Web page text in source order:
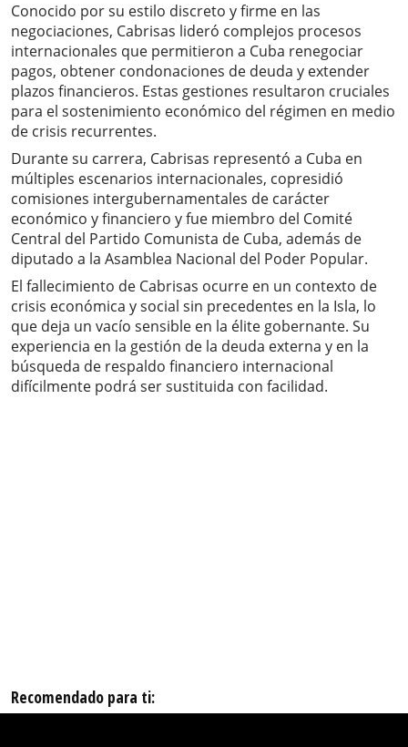
Conocido por su estilo discreto y firme en las
negociaciones, Cabrisas lideró complejos procesos
internacionales que permitieron a Cuba renegociar
pagos, obtener condonaciones de deuda y extender
plazos financieros. Estas gestiones resultaron cruciales
para el sostenimiento económico del régimen en medio
de crisis recurrentes.
Durante su carrera, Cabrisas representó a Cuba en
múltiples escenarios internacionales, copresidió
comisiones intergubernamentales de carácter
económico y financiero y fue miembro del Comité
Central del Partido Comunista de Cuba, además de
diputado a la Asamblea Nacional del Poder Popular.
El fallecimiento de Cabrisas ocurre en un contexto de
crisis económica y social sin precedentes en la Isla, lo
que deja un vacío sensible en la élite gobernante. Su
experiencia en la gestión de la deuda externa y en la
búsqueda de respaldo financiero internacional
difícilmente podrá ser sustituida con facilidad.
Recomendado para ti: